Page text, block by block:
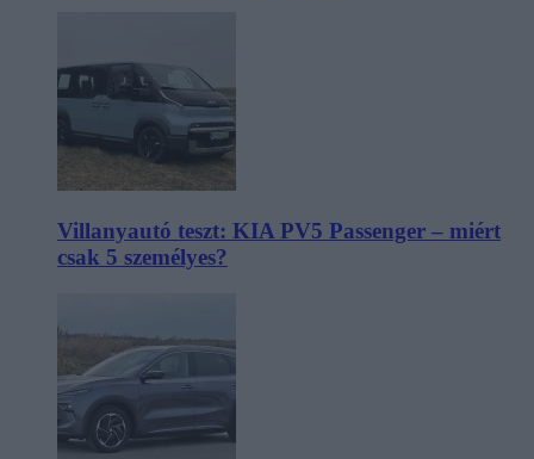
Villanyautó teszt: KIA PV5 Passenger – miért
csak 5 személyes?